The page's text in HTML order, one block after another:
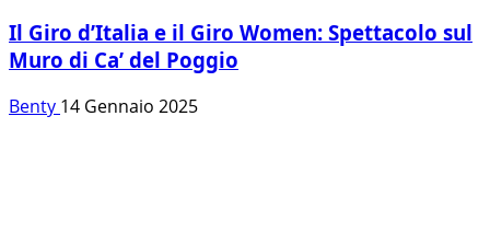
Il Giro d’Italia e il Giro Women: Spettacolo sul
Muro di Ca’ del Poggio
Benty 14 Gennaio 2025